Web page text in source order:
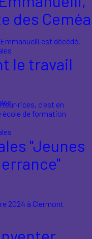
des Ceméa
est décédé.
le travail
c'est en
école de formation
"Jeunes
2024 à Clermont